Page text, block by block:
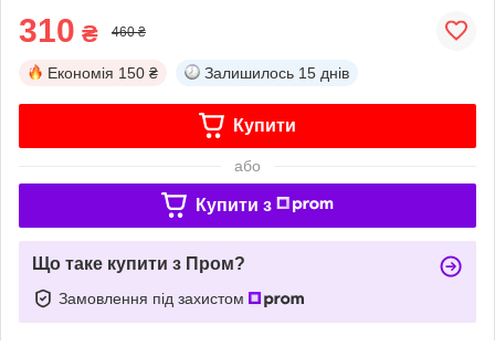
310 ₴ 460 ₴
Економія 150 ₴ Залишилось 15 днів
Купити
або
Купити з
Що таке купити з Пром?
Замовлення під захистом